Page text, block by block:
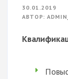
30.01.2019
АВТОР: